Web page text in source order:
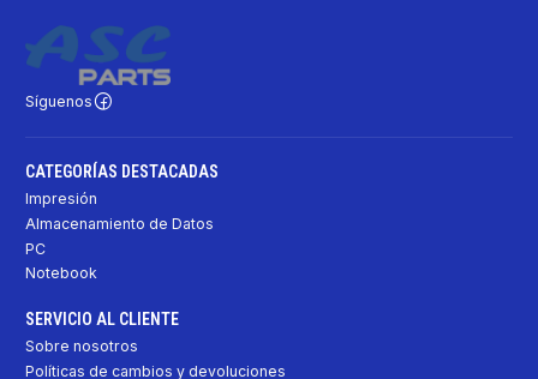
Síguenos
CATEGORÍAS DESTACADAS
Impresión
Almacenamiento de Datos
PC
Notebook
SERVICIO AL CLIENTE
Sobre nosotros
Políticas de cambios y devoluciones